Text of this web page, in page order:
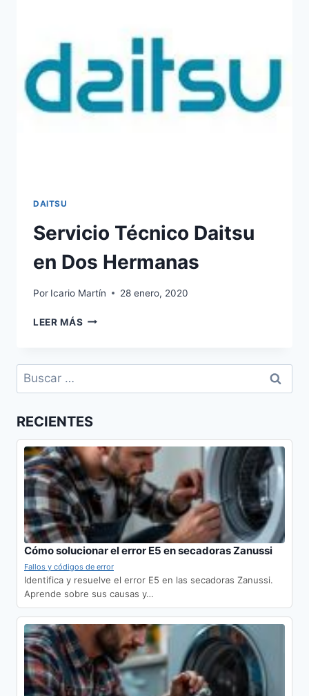
DAITSU
Servicio Técnico Daitsu
en Dos Hermanas
Por Icario Martín 28 enero, 2020
LEER MÁS SERVICIO
EN
HERMANAS
Buscar:
RECIENTES
Cómo solucionar el error E5 en secadoras Zanussi
Fallos y códigos de error
Identifica y resuelve el error E5 en las secadoras Zanussi.
Aprende sobre sus causas y…